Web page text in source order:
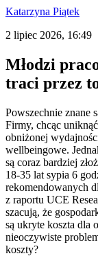
Katarzyna Piątek
2 lipiec 2026, 16:49
Młodzi
traci przez
Powszechnie znane
Firmy, chcąc
obniżonej
wellbeingowe.
są coraz bardziej
18-35 lat sypia 6
rekomendowanych
z raportu UCE
szacują, że
są ukryte koszta dla
nieoczywiste
koszty?